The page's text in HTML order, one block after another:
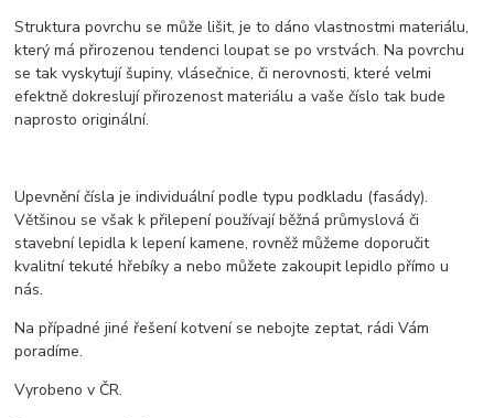
Struktura povrchu se může lišit, je to dáno vlastnostmi materiálu,
který má přirozenou tendenci loupat se po vrstvách. Na povrchu
se tak vyskytují šupiny, vlásečnice, či nerovnosti, které velmi
efektně dokreslují přirozenost materiálu a vaše číslo tak bude
naprosto originální.
Upevnění čísla je individuální podle typu podkladu (fasády).
Většinou se však k přilepení používají běžná průmyslová či
stavební lepidla k lepení kamene, rovněž můžeme doporučit
kvalitní tekuté hřebíky a nebo můžete zakoupit lepidlo přímo u
nás.
Na případné jiné řešení kotvení se nebojte zeptat, rádi Vám
poradíme.
Vyrobeno v ČR.